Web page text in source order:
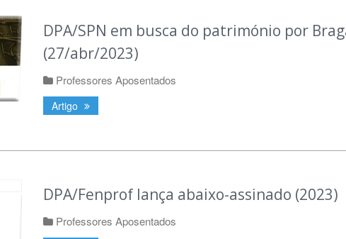
DPA/SPN em busca do património por
(27/abr/2023)
Professores Aposentados
Artigo
DPA/Fenprof lança abaixo-assinado (2023)
Professores Aposentados